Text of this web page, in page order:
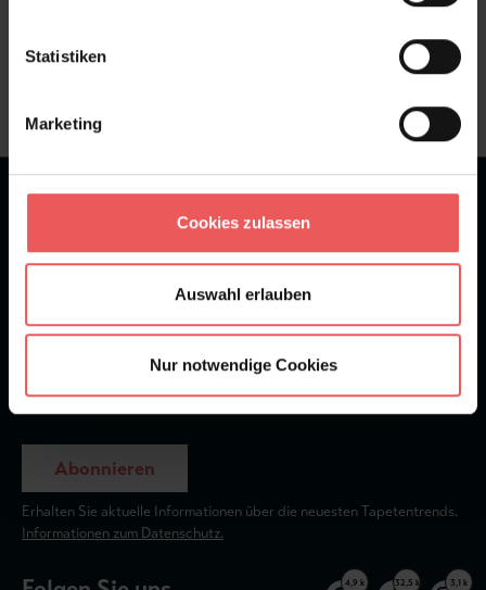
Statistiken
Marketing
Cookies zulassen
Auswahl erlauben
Nur notwendige Cookies
Frage stellen
Newsletter
Abonnieren
Erhalten Sie aktuelle Informationen über die neuesten Tapetentrends.
Informationen zum Datenschutz.
4,9 k 32,5 k 3,1 k